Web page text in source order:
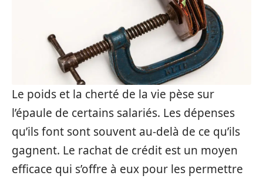
Le poids et la cherté de la vie pèse sur
l’épaule de certains salariés. Les dépenses
qu’ils font sont souvent au-delà de ce qu’ils
gagnent. Le rachat de crédit est un moyen
efficace qui s’offre à eux pour les permettre